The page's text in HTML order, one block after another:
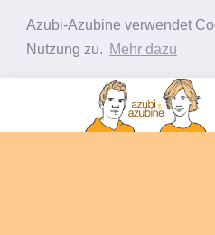
Azubi-Azubine verwendet
Nutzung zu. Mehr dazu